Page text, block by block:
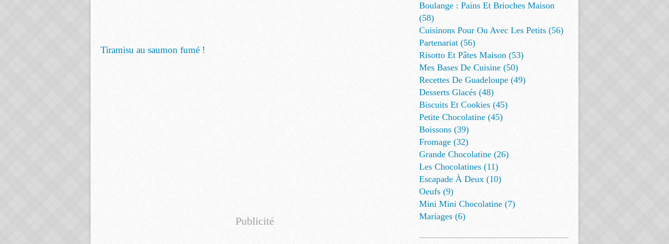
Tiramisu au saumon fumé !
Publicité
Boulange : Pains Et Brioches Maison
(58)
Cuisinons Pour Ou Avec Les Petits (56)
Partenariat (56)
Risotto Et Pâtes Maison (53)
Mes Bases De Cuisine (50)
Recettes De Guadeloupe (49)
Desserts Glacés (48)
Biscuits Et Cookies (45)
Petite Chocolatine (45)
Boissons (39)
Fromage (32)
Grande Chocolatine (26)
Les Chocolatines (11)
Escapade À Deux (10)
Oeufs (9)
Mini Mini Chocolatine (7)
Mariages (6)